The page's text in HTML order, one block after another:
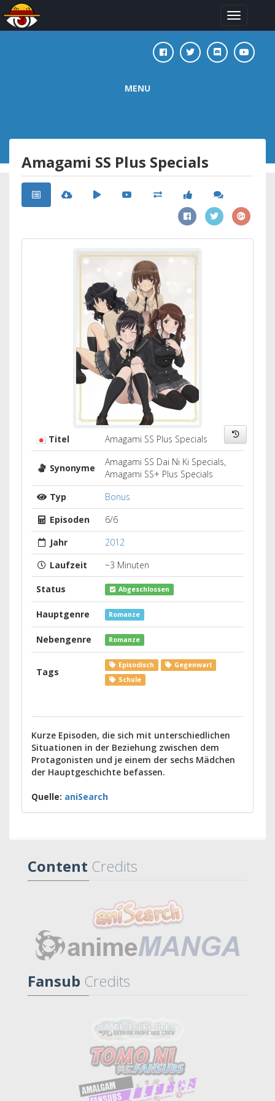
Toggle
navigation
MENU
Amagami SS Plus Specials
Titel Amagami SS Plus Specials
Synonyme
Amagami SS Dai Ni Ki Specials,
Amagami SS+ Plus Specials
Typ
Bonus
Episoden
6/6
Jahr
2012
Laufzeit
~3 Minuten
Status Abgeschlossen
Hauptgenre Romanze
Nebengenre Romanze
Tags
Episodisch
Gegenwart
Schule
Kurze Episoden, die sich mit unterschiedlichen
Situationen in der Beziehung zwischen dem
Protagonisten und je einem der sechs Mädchen
der Hauptgeschichte befassen.
Quelle: aniSearch
Content Credits
Fansub Credits